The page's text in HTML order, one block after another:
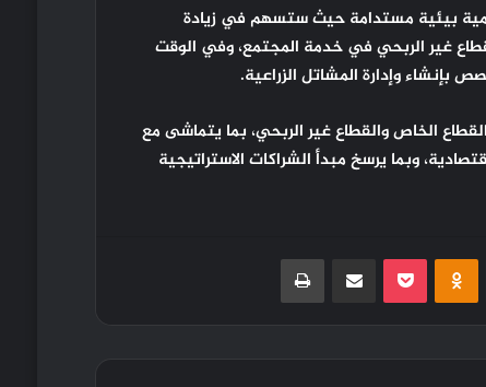
بيئية مستدامة حيث ستسهم في زيادة
غير الربحي في خدمة المجتمع، وفي الوقت
وإدارة المشاتل الزراعية.
الخاص والقطاع غير الربحي، بما يتماشى مع
البيئية والاقتصادية، وبما يرسخ مبدأ الشراكات الاستراتيجية
Odnoklassniki بوكيت مشاركة عبر البريد طباعة